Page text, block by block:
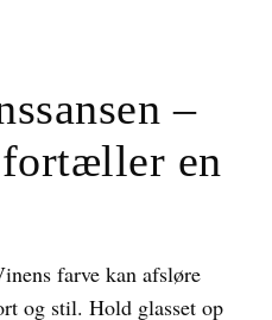
–
en
farve kan afsløre
og stil. Hold glasset op